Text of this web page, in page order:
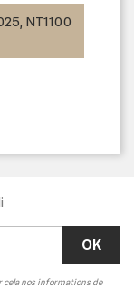
NT1100
cela nos informations de